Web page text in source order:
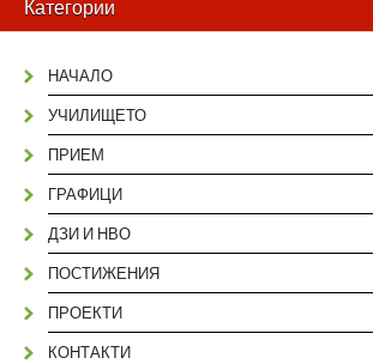
Категории
НАЧАЛО
УЧИЛИЩЕТО
ПРИЕМ
ГРАФИЦИ
ДЗИ И НВО
ПОСТИЖЕНИЯ
ПРОЕКТИ
КОНТАКТИ